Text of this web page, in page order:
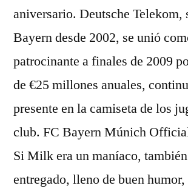
aniversario. Deutsche Telekom,
Bayern desde 2002, se unió
patrocinante a finales de 2009
de €25 millones anuales,
presente en la camiseta de los
club. FC Bayern Múnich
Si Milk era un maníaco,
entregado, lleno de buen